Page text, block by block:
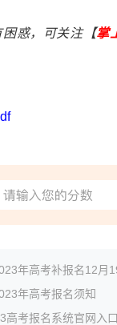
惑，可关注【掌
年高考补报名12月
年高考报名须知
高考报名系统官网入